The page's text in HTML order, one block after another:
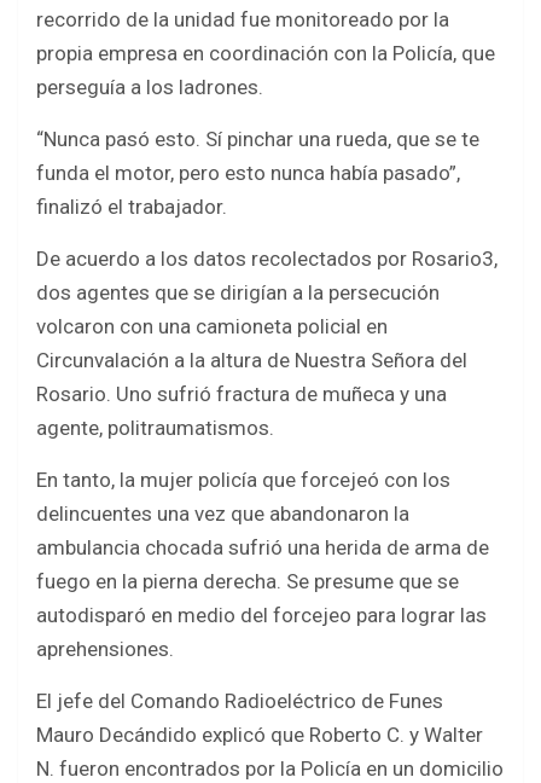
recorrido de la unidad fue monitoreado por la
propia empresa en coordinación con la Policía, que
perseguía a los ladrones.
“Nunca pasó esto. Sí pinchar una rueda, que se te
funda el motor, pero esto nunca había pasado”,
finalizó el trabajador.
De acuerdo a los datos recolectados por Rosario3,
dos agentes que se dirigían a la persecución
volcaron con una camioneta policial en
Circunvalación a la altura de Nuestra Señora del
Rosario. Uno sufrió fractura de muñeca y una
agente, politraumatismos.
En tanto, la mujer policía que forcejeó con los
delincuentes una vez que abandonaron la
ambulancia chocada sufrió una herida de arma de
fuego en la pierna derecha. Se presume que se
autodisparó en medio del forcejeo para lograr las
aprehensiones.
El jefe del Comando Radioeléctrico de Funes
Mauro Decándido explicó que Roberto C. y Walter
N. fueron encontrados por la Policía en un domicilio